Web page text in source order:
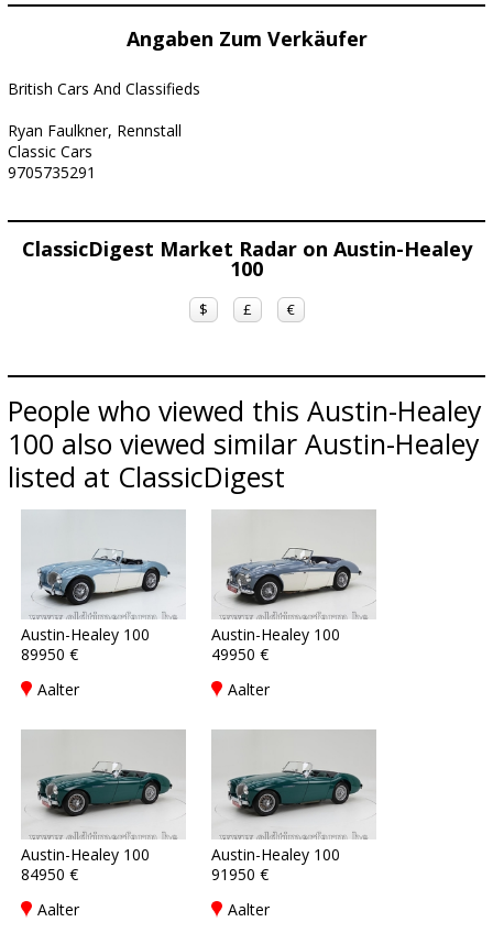
Angaben Zum Verkäufer
British Cars And Classifieds
Ryan Faulkner, Rennstall
Classic Cars
9705735291
ClassicDigest Market Radar on Austin-Healey
100
$ £ €
People who viewed this Austin-Healey
100 also viewed similar Austin-Healey
listed at ClassicDigest
Austin-Healey 100
89950 €
Aalter
Austin-Healey 100
49950 €
Aalter
Austin-Healey 100
84950 €
Aalter
Austin-Healey 100
91950 €
Aalter